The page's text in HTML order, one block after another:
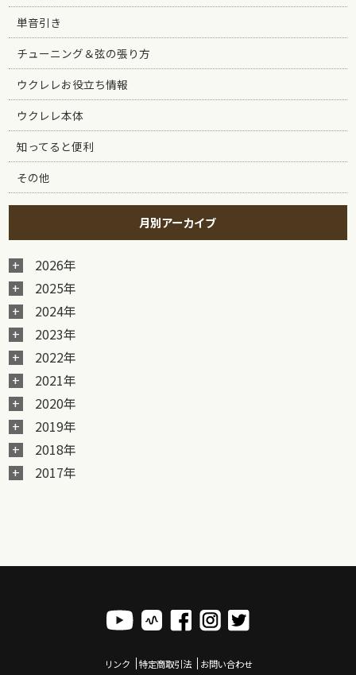
単音引き
チューニング＆弦の張り方
ウクレレお役立ち情報
ウクレレ本体
知ってると便利
その他
月別アーカイブ
2026年
2025年
2024年
2023年
2022年
2021年
2020年
2019年
2018年
2017年
リンク 特定商取引法 お問い合わせ